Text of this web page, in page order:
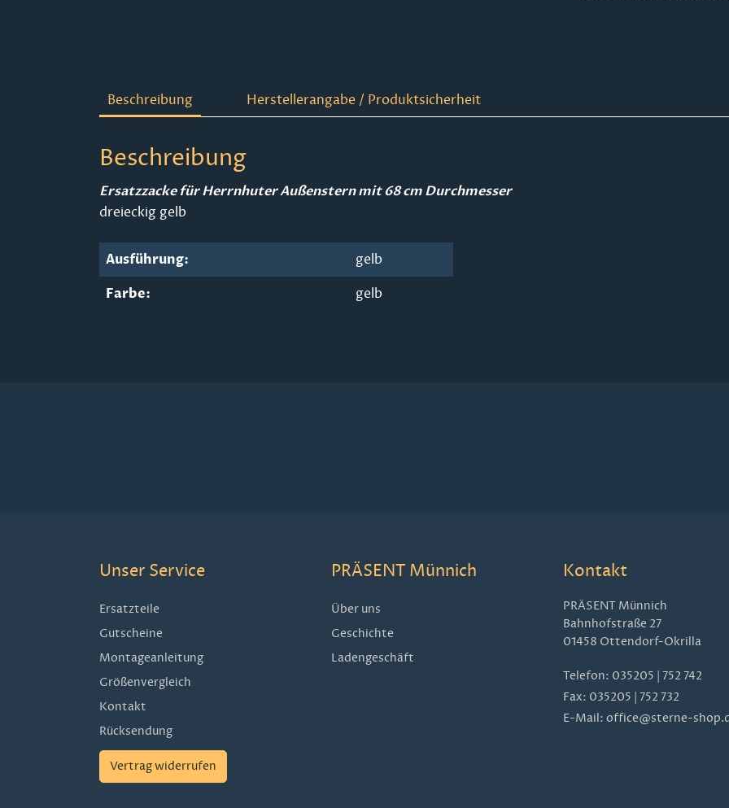
Beschreibung Herstellerangabe / Produktsicherheit
Beschreibung
Ersatzzacke für Herrnhuter Außenstern mit 68 cm Durchmesser
dreieckig gelb
Ausführung: gelb
Farbe: gelb
Unser Service
Ersatzteile
Gutscheine
Montageanleitung
Größenvergleich
Kontakt
Rücksendung
Vertrag widerrufen
PRÄSENT Münnich
Über uns
Geschichte
Ladengeschäft
Kontakt
PRÄSENT Münnich
Bahnhofstraße 27
01458 Ottendorf-Okrilla
Telefon: 035205 | 752 742
Fax: 035205 | 752 732
E-Mail: office@sterne-